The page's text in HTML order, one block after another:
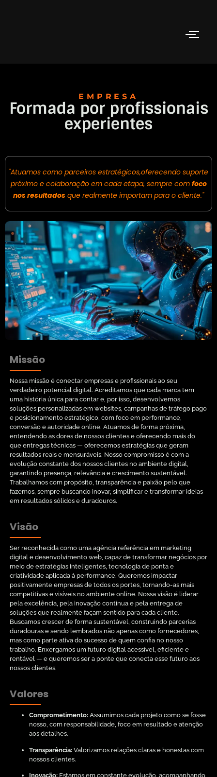
EMPRESA
Formada por profissionais
experientes
"Atuamos como parceiros estratégicos,oferecendo suporte
próximo e colaboração em cada etapa, sempre com foco
nos resultados que realmente importam para o cliente."
Missão
Nossa missão é conectar empresas e profissionais ao seu
verdadeiro potencial digital. Acreditamos que cada marca tem
uma história única para contar e, por isso, desenvolvemos
soluções personalizadas em websites, campanhas de tráfego pago
e posicionamento estratégico, com foco em performance,
conversão e autoridade online. Atuamos de forma próxima,
entendendo as dores de nossos clientes e oferecendo mais do
que entregas técnicas — oferecemos estratégias que geram
resultados reais e mensuráveis. Nosso compromisso é com a
evolução constante dos nossos clientes no ambiente digital,
garantindo presença, relevância e crescimento sustentável.
Trabalhamos com propósito, transparência e paixão pelo que
fazemos, sempre buscando inovar, simplificar e transformar ideias
em resultados sólidos e duradouros.
Visão
Ser reconhecida como uma agência referência em marketing
digital e desenvolvimento web, capaz de transformar negócios por
meio de estratégias inteligentes, tecnologia de ponta e
criatividade aplicada à performance. Queremos impactar
positivamente empresas de todos os portes, tornando-as mais
competitivas e visíveis no ambiente online. Nossa visão é liderar
pela excelência, pela inovação contínua e pela entrega de
soluções que realmente façam sentido para cada cliente.
Buscamos crescer de forma sustentável, construindo parcerias
duradouras e sendo lembrados não apenas como fornecedores,
mas como parte ativa do sucesso de quem confia no nosso
trabalho. Enxergamos um futuro digital acessível, eficiente e
rentável — e queremos ser a ponte que conecta esse futuro aos
nossos clientes.
Valores
Comprometimento: Assumimos cada projeto como se fosse
nosso, com responsabilidade, foco em resultado e atenção
aos detalhes.
Transparência: Valorizamos relações claras e honestas com
nossos clientes.
Inovação: Estamos em constante evolução, acompanhando